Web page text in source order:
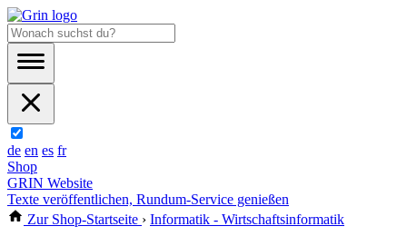
de en es fr
Shop
GRIN Website
Texte veröffentlichen, Rundum-Service genießen
Zur Shop-Startseite › Informatik - Wirtschaftsinformatik